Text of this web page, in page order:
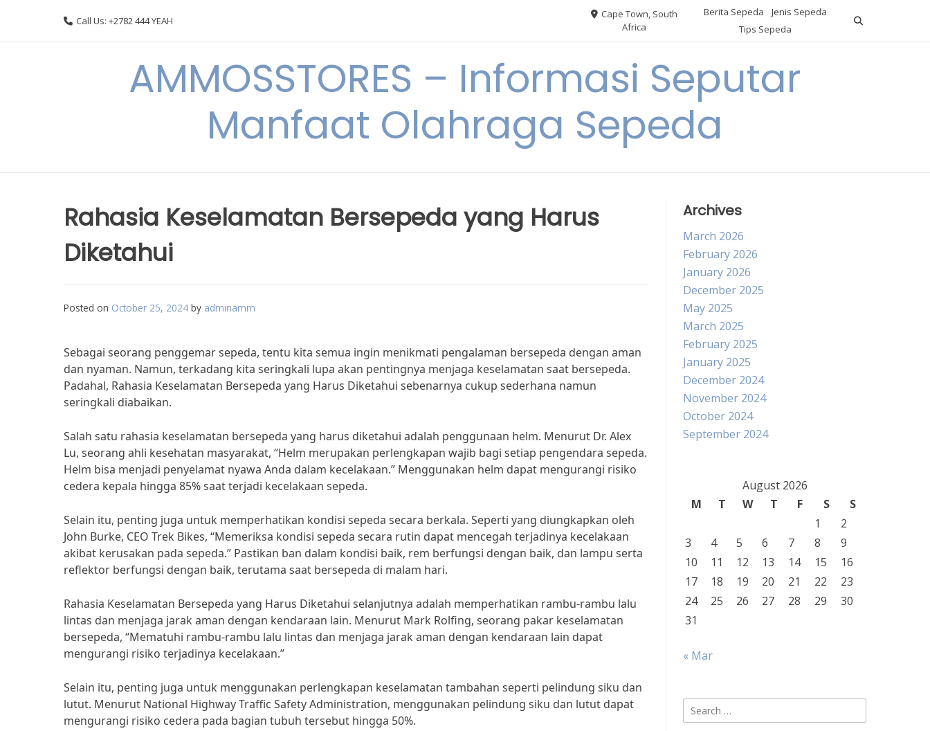
Call Us: +2782 444 YEAH
Cape Town, South
Africa
Berita Sepeda
Jenis Sepeda
Tips Sepeda
AMMOSSTORES – Informasi Seputar
Manfaat Olahraga Sepeda
Rahasia Keselamatan Bersepeda yang Harus
Diketahui
Posted on October 25, 2024 by adminamm
Sebagai seorang penggemar sepeda, tentu kita semua ingin menikmati pengalaman bersepeda dengan aman
dan nyaman. Namun, terkadang kita seringkali lupa akan pentingnya menjaga keselamatan saat bersepeda.
Padahal, Rahasia Keselamatan Bersepeda yang Harus Diketahui sebenarnya cukup sederhana namun
seringkali diabaikan.
Salah satu rahasia keselamatan bersepeda yang harus diketahui adalah penggunaan helm. Menurut Dr. Alex
Lu, seorang ahli kesehatan masyarakat, “Helm merupakan perlengkapan wajib bagi setiap pengendara sepeda.
Helm bisa menjadi penyelamat nyawa Anda dalam kecelakaan.” Menggunakan helm dapat mengurangi risiko
cedera kepala hingga 85% saat terjadi kecelakaan sepeda.
Selain itu, penting juga untuk memperhatikan kondisi sepeda secara berkala. Seperti yang diungkapkan oleh
John Burke, CEO Trek Bikes, “Memeriksa kondisi sepeda secara rutin dapat mencegah terjadinya kecelakaan
akibat kerusakan pada sepeda.” Pastikan ban dalam kondisi baik, rem berfungsi dengan baik, dan lampu serta
reflektor berfungsi dengan baik, terutama saat bersepeda di malam hari.
Rahasia Keselamatan Bersepeda yang Harus Diketahui selanjutnya adalah memperhatikan rambu-rambu lalu
lintas dan menjaga jarak aman dengan kendaraan lain. Menurut Mark Rolfing, seorang pakar keselamatan
bersepeda, “Mematuhi rambu-rambu lalu lintas dan menjaga jarak aman dengan kendaraan lain dapat
mengurangi risiko terjadinya kecelakaan.”
Selain itu, penting juga untuk menggunakan perlengkapan keselamatan tambahan seperti pelindung siku dan
lutut. Menurut National Highway Traffic Safety Administration, menggunakan pelindung siku dan lutut dapat
mengurangi risiko cedera pada bagian tubuh tersebut hingga 50%.
Archives
March 2026
February 2026
January 2026
December 2025
May 2025
March 2025
February 2025
January 2025
December 2024
November 2024
October 2024
September 2024
August 2026
M
T W T F S
S
1
2
3
4 5 6 7 8
9
10
11 12 13 14 15
16
17
18 19 20 21 22
23
24
25 26 27 28 29
30
31
« Mar
Search
for: